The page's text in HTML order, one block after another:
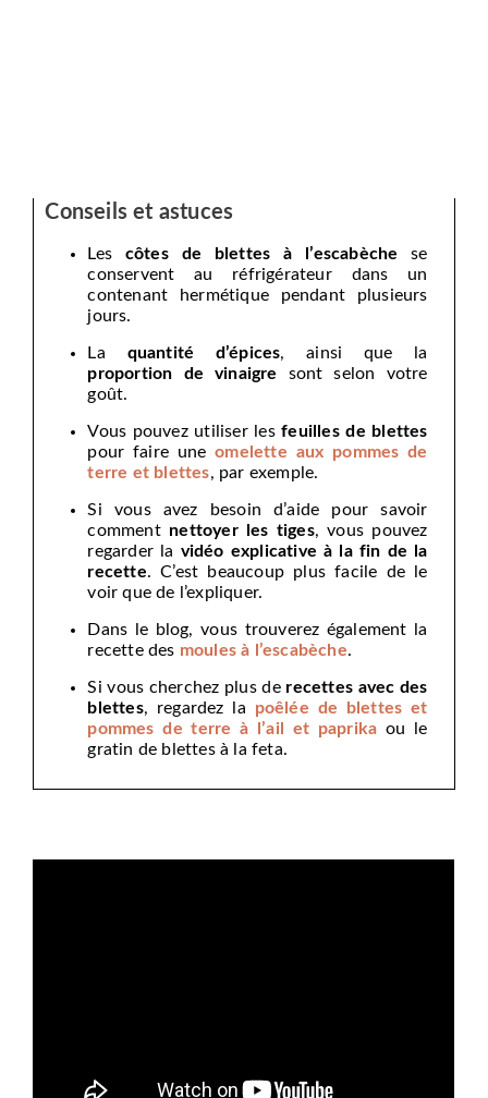
Conseils et astuces
Les côtes de blettes à l’escabèche se
conservent au réfrigérateur dans un
contenant hermétique pendant plusieurs
jours.
La quantité d’épices, ainsi que la
proportion de vinaigre sont selon votre
goût.
Vous pouvez utiliser lesfeuilles de blettes
pour faire uneomelette aux pommes de
terre et blettes, par exemple.
Si vous avez besoin d’aide pour savoir
comment nettoyer les tiges, vous pouvez
regarder la vidéo explicative à la fin de la
recette. C’est beaucoup plus facile de le
voir que de l’expliquer.
Dans le blog, vous trouverez également la
recette des moules à l’escabèche.
Si vous cherchez plus de recettes avec des
blettes, regardez la poêlée de blettes et
pommes de terre à l’ail et paprika ou le
gratin de blettes à la feta.